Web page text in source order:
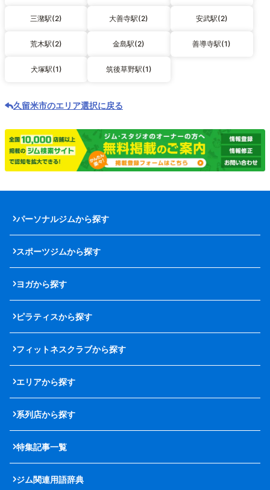
三潴駅(2) 大善寺駅(2) 安武駅(2)
荒木駅(2) 金島駅(2) 善導寺駅(1)
犬塚駅(1) 筑後草野駅(1)
久留米市のエリア選択に戻る
パーソナルジムから探す
スポーツジムから探す
ヨガから探す
ピラティスから探す
フィットネスクラブから探す
エリアから探す
系列店から探す
特集記事一覧
ジム関連用語辞典